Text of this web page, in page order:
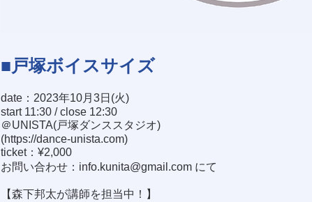
■戸塚ボイスサイズ
date：2023年10月3日(火)
start 11:30 / close 12:30
＠UNISTA(戸塚ダンススタジオ)
(https://dance-unista.com)
ticket：¥2,000
お問い合わせ： info.kunita@gmail.com にて
【森下邦太が講師を担当中！】